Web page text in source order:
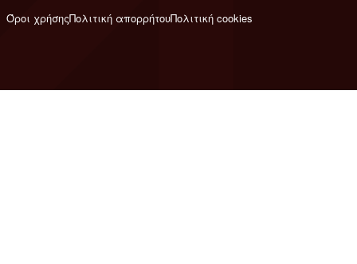
Όροι χρήσηςΠολιτική απορρήτουΠολιτική cookies